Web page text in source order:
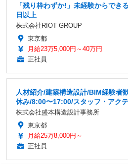
「残り枠わずか!」未経験からでき
日以上
株式会社RIOT GROUP
東京都
月給23万5,000円～40万円
正社員
人材紹介/建築構造設計/BIM経験者
休み/8:00〜17:00/スタッフ・アク
株式会社盛本構造設計事務所
東京都
月給25万8,000円～
正社員